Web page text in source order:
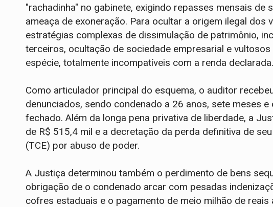
"rachadinha" no gabinete, exigindo repasses mensais
ameaça de exoneração. Para ocultar a origem ilegal dos
estratégias complexas de dissimulação de patrimônio,
terceiros, ocultação de sociedade empresarial e
espécie, totalmente incompatíveis com a renda declarada.
Como articulador principal do esquema, o auditor
denunciados, sendo condenado a 26 anos, sete meses
fechado. Além da longa pena privativa de liberdade, a
de R$ 515,4 mil e a decretação da perda definitiva de
(TCE) por abuso de poder.
A Justiça determinou também o perdimento de bens
obrigação de o condenado arcar com pesadas
cofres estaduais e o pagamento de meio milhão de